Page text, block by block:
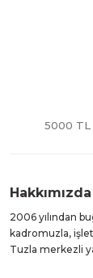
5000 TL
Hakkımızda
2006 yılından
kadromuzla,
Tuzla merkezli